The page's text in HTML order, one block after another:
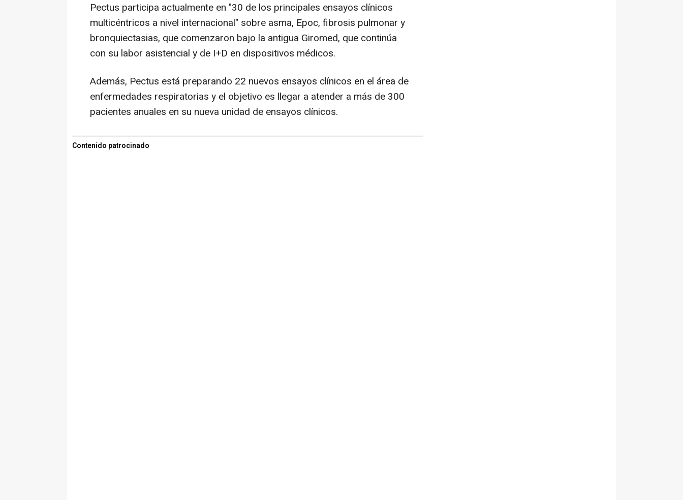
Pectus participa actualmente en "30 de los principales ensayos clínicos
multicéntricos a nivel internacional" sobre asma, Epoc, fibrosis pulmonar y
bronquiectasias, que comenzaron bajo la antigua Giromed, que continúa
con su labor asistencial y de I+D en dispositivos médicos.
Además, Pectus está preparando 22 nuevos ensayos clínicos en el área de
enfermedades respiratorias y el objetivo es llegar a atender a más de 300
pacientes anuales en su nueva unidad de ensayos clínicos.
Contenido patrocinado